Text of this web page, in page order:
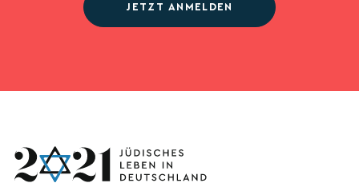
JETZT ANMELDEN